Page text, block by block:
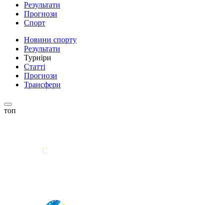
Результати
Прогнози
Спорт
Новини спорту
Результати
Турніри
Статті
Прогнози
Трансфери
топ